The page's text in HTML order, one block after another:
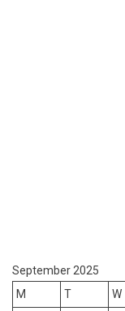
September 2025
M
T W